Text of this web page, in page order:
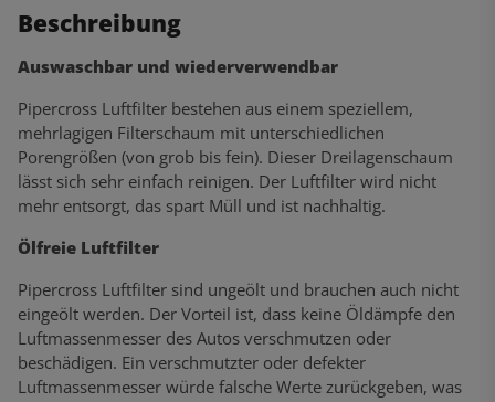
Beschreibung
Auswaschbar und wiederverwendbar
Pipercross Luftfilter bestehen aus einem speziellem,
mehrlagigen Filterschaum mit unterschiedlichen
Porengrößen (von grob bis fein). Dieser Dreilagenschaum
lässt sich sehr einfach reinigen. Der Luftfilter wird nicht
mehr entsorgt, das spart Müll und ist nachhaltig.
Ölfreie Luftfilter
Pipercross Luftfilter sind ungeölt und brauchen auch nicht
eingeölt werden. Der Vorteil ist, dass keine Öldämpfe den
Luftmassenmesser des Autos verschmutzen oder
beschädigen. Ein verschmutzter oder defekter
Luftmassenmesser würde falsche Werte zurückgeben, was